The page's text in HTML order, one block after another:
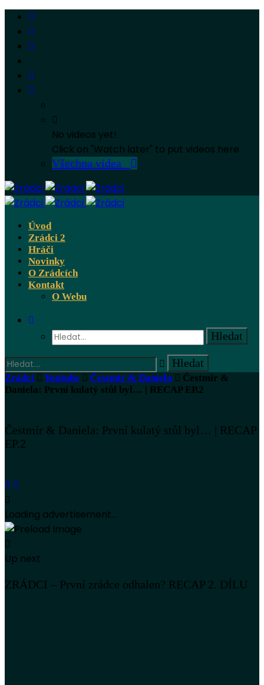
No videos yet!
Click on "Watch later" to put videos here
Všechna videa
Úvod
Zrádci 2
Hráči
Novinky
O Zrádcích
Kontakt
O Webu
Zrádci Youtube Čestmír & Daniela
Čestmír &
Daniela: První kulatý stůl byl… | RECAP EP.2
Čestmír & Daniela: První kulatý stůl byl… | RECAP
EP.2
Loading advertisement...
Up next
ZRÁDCI – První zrádce odhalen? RECAP 2. DÍLU